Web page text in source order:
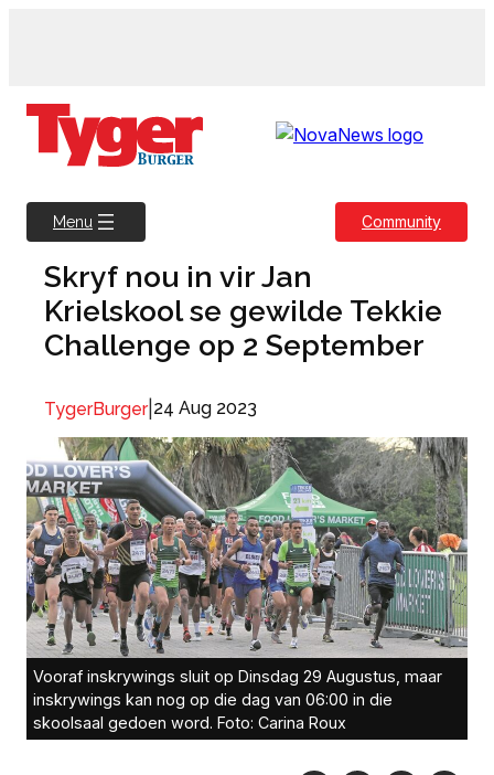
Menu Community
Skryf nou in vir Jan
Krielskool se gewilde Tekkie
Challenge op 2 September
TygerBurger| 24 Aug 2023
Vooraf inskrywings sluit op Dinsdag 29 Augustus, maar
inskrywings kan nog op die dag van 06:00 in die
skoolsaal gedoen word. Foto: Carina Roux